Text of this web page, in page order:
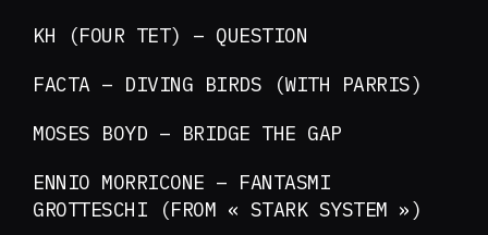
KH (FOUR TET) – QUESTION
FACTA – DIVING BIRDS (WITH PARRIS)
MOSES BOYD – BRIDGE THE GAP
ENNIO MORRICONE – FANTASMI
GROTTESCHI (FROM « STARK SYSTEM »)